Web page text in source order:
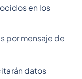
en los
por mensaje de
datos